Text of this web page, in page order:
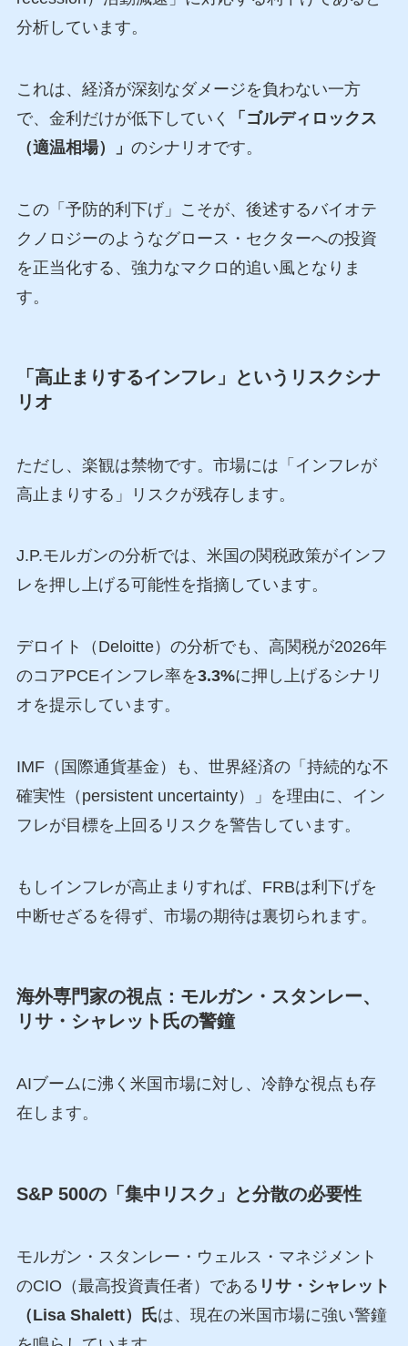
分析しています。
これは、経済が深刻なダメージを負わない一方
で、金利だけが低下していく
「ゴルディロックス
（適温相場）」 のシナリオです。
この「予防的利下げ」こそが、後述するバイオテ
クノロジーのようなグロース・セクターへの投資
を正当化する、強力なマクロ的追い風となりま
す。
「高止まりするインフレ」というリスクシナ
リオ
ただし、楽観は禁物です。市場には「インフレが
高止まりする」リスクが残存します。
J.P.モルガンの分析では、米国の関税政策がインフ
レを押し上げる可能性を指摘しています。
デロイト（Deloitte）の分析でも、高関税が2026年
のコアPCEインフレ率を3.3%に押し上げるシナリ
オを提示しています。
IMF（国際通貨基金）も、世界経済の「持続的な不
確実性（persistent uncertainty）」を理由に、イン
フレが目標を上回るリスクを警告しています。
もしインフレが高止まりすれば、FRBは利下げを
中断せざるを得ず、市場の期待は裏切られます。
海外専門家の視点：モルガン・スタンレー、
リサ・シャレット氏の警鐘
AIブームに沸く米国市場に対し、冷静な視点も存
在します。
S&P 500の「集中リスク」と分散の必要性
モルガン・スタンレー・ウェルス・マネジメント
のCIO（最高投資責任者）である リサ・シャレット
（Lisa Shalett）氏は、現在の米国市場に強い警鐘